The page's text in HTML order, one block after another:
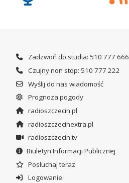
Zadzwoń do studia: 510 777 666
Czujny non stop: 510 777 222
Wyślij do nas wiadomość
Prognoza pogody
radioszczecin.pl
radioszczecinextra.pl
radioszczecin.tv
Biuletyn Informacji Publicznej
Posłuchaj teraz
Logowanie